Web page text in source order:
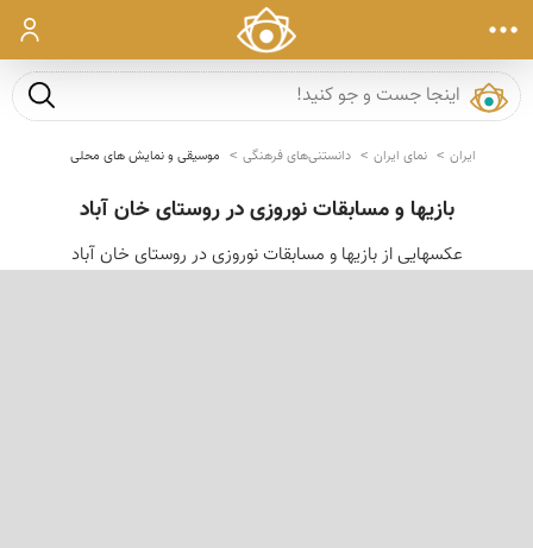
ورود
جست و
ایران نمای ایران دانستنی‌های فرهنگی موسیقی و نمایش های محلی
بازیها و مسابقات نوروزی در روستای خان آباد
عکسهایی از بازیها و مسابقات نوروزی در روستای خان آباد